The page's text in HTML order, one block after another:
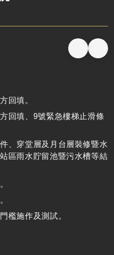
回填。
回填、 9號緊急樓梯止滑條
、穿堂層及月台層裝修暨水
區雨水貯留池暨污水槽等結
檻施作及測試。